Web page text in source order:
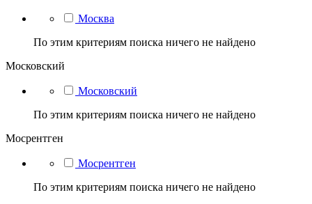
Москва
По этим критериям поиска ничего не найдено
Московский
Московский
По этим критериям поиска ничего не найдено
Мосрентген
Мосрентген
По этим критериям поиска ничего не найдено